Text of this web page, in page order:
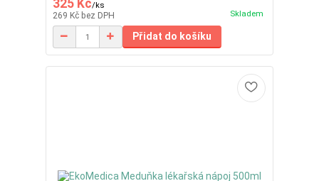
325 Kč/ks
269 Kč bez DPH Skladem
Přidat do košíku